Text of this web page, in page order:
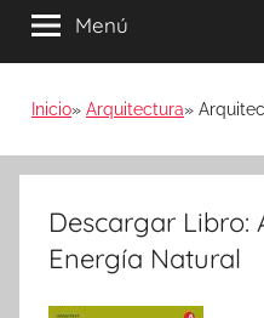
Menú
Inicio Arquitectura
Descargar Libro:
Energía Natural